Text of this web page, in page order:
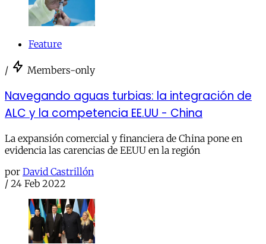
Feature
/ Members-only
Navegando aguas turbias: la integración de
ALC y la competencia EE.UU - China
La expansión comercial y financiera de China pone en
evidencia las carencias de EEUU en la región
por David Castrillón
/ 24 Feb 2022